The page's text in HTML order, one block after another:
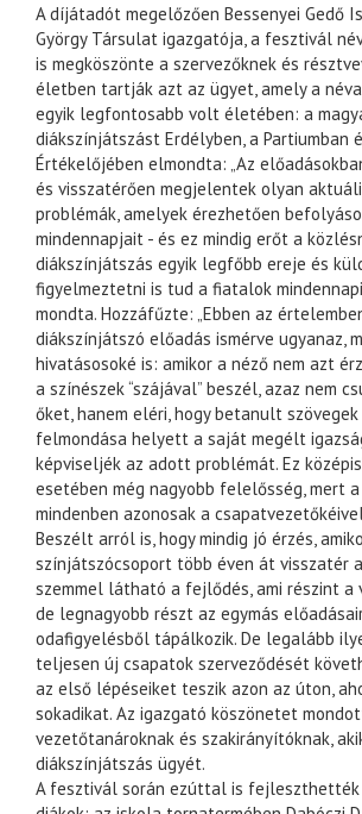
A díjátadót megelőzően Bessenyei Gedő
György Társulat igazgatója, a fesztivál
is megköszönte a szervezőknek és
életben tartják azt az ügyet, amely a
egyik legfontosabb volt életében: a
diákszínjátszást Erdélyben, a Partiumban
Értékelőjében elmondta: „Az
és visszatérően megjelentek olyan
problémák, amelyek érezhetően
mindennapjait - és ez mindig erőt a
diákszínjátszás egyik legfőbb ereje és
figyelmeztetni is tud a fiatalok mindennapi
mondta. Hozzáfűzte: „Ebben az
diákszínjátszó előadás ismérve ugyanaz,
hivatásosoké is: amikor a néző nem azt
a színészek “szájával” beszél, azaz nem
őket, hanem eléri, hogy betanult
felmondása helyett a saját megélt
képviseljék az adott problémát. Ez
esetében még nagyobb felelősség, mert
mindenben azonosak a
Beszélt arról is, hogy mindig jó érzés,
színjátszócsoport több éven át visszatér
szemmel látható a fejlődés, ami részint a
de legnagyobb részt az egymás
odafigyelésből tápálkozik. De legalább
teljesen új csapatok szerveződését
az első lépéseiket teszik azon az úton,
sokadikat. Az igazgató köszönetet
vezetőtanároknak és szakirányítóknak,
diákszínjátszás ügyét.
A fesztivál során ezúttal is fejleszthették